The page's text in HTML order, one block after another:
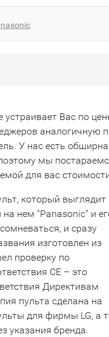
устраивает Вас по
аналогичную
У нас есть
мы
для вас
который выглядит
на нем "Panasonic" и
и сразу
изготовлен из
проверку по
СЕ – это
Директивам
пульта сделана на
для фирмы LG, а
указания бренда.